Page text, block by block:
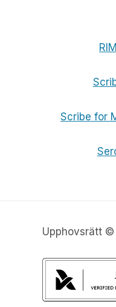
Scribe for
Upphovsrätt ©